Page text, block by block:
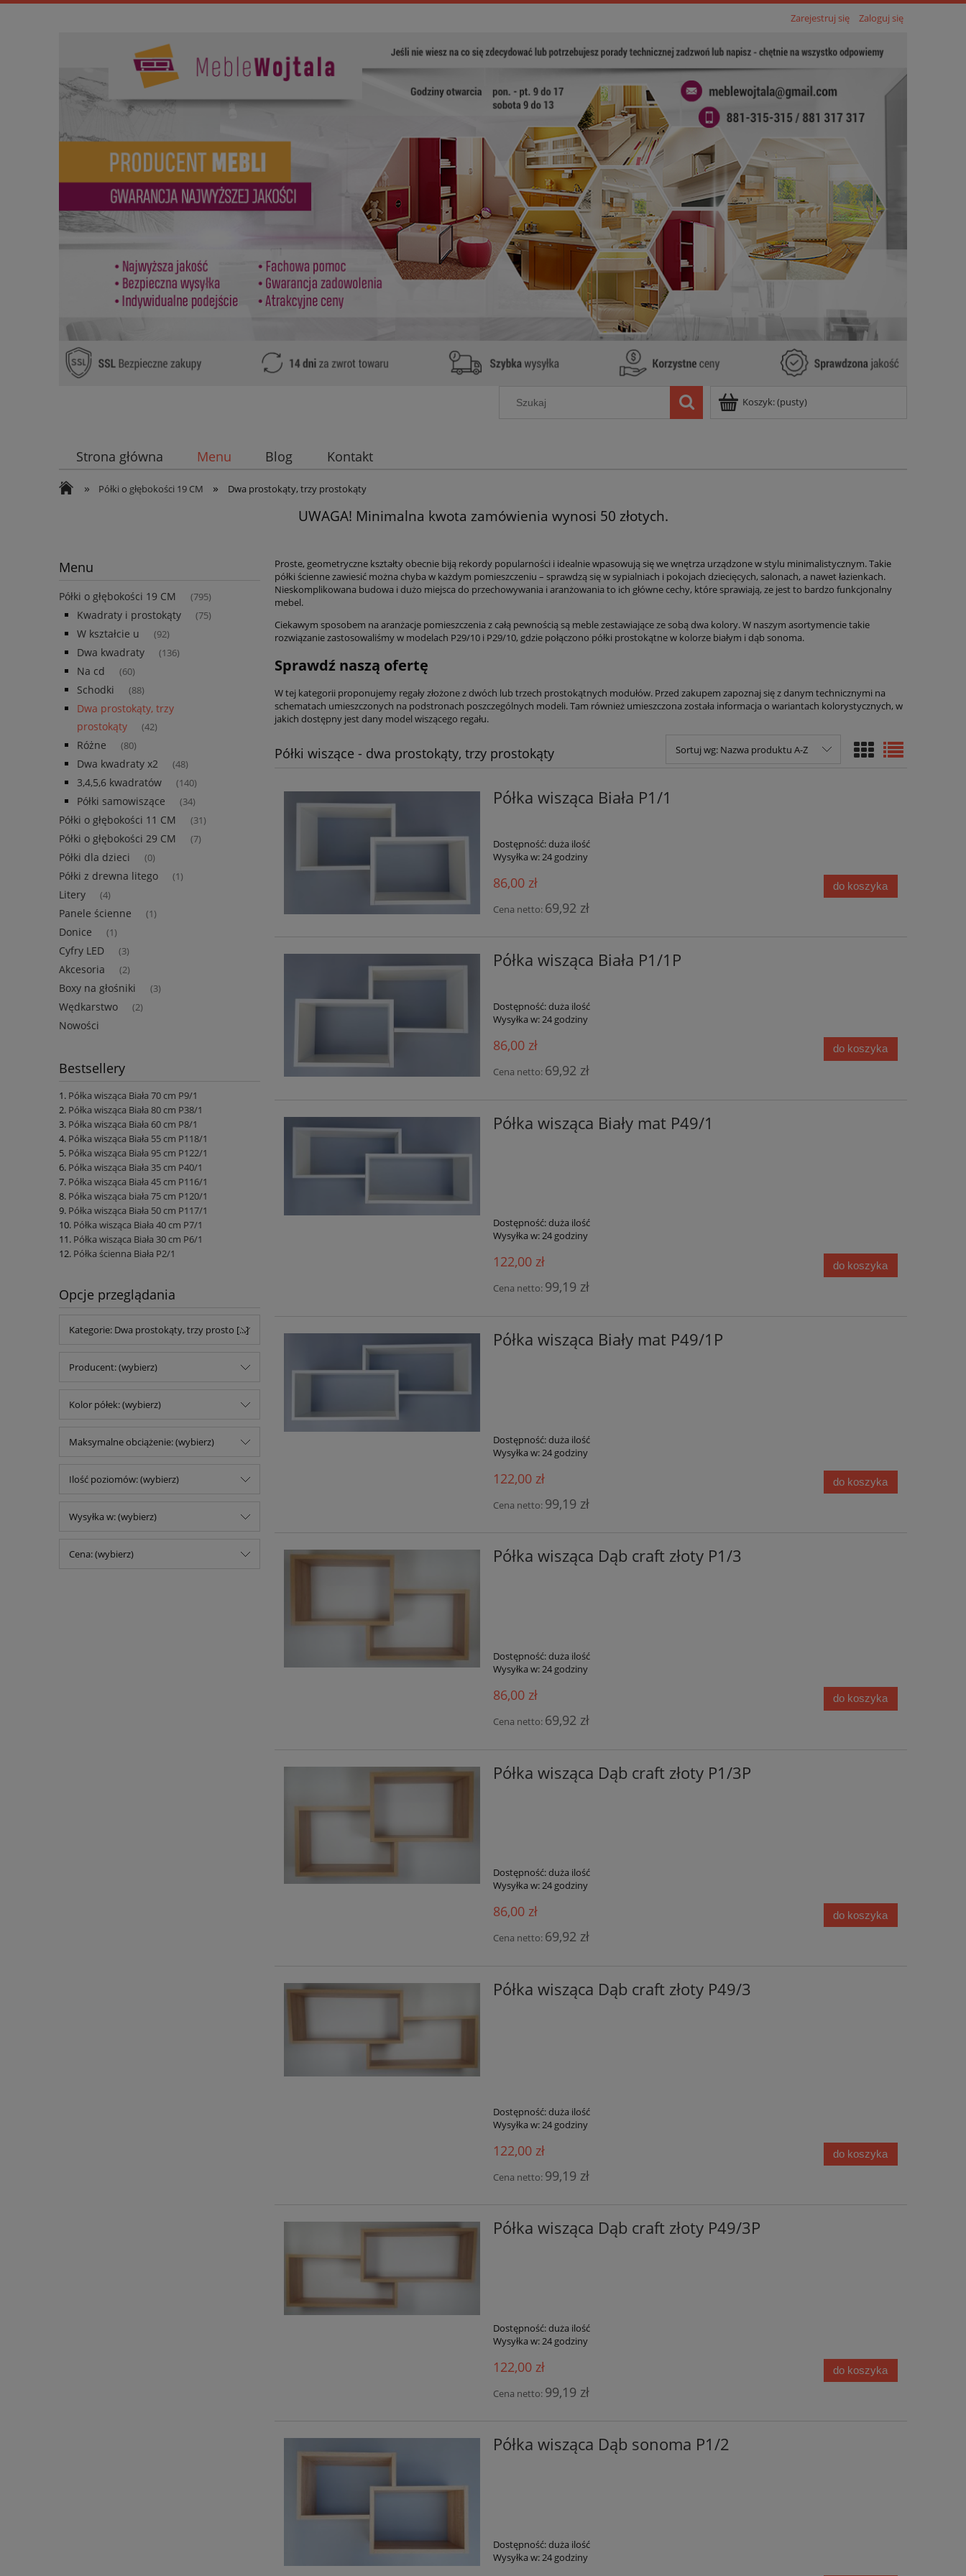
Koszyk:(pusty)
Zarejestruj się Zaloguj się
Strona główna Menu Blog Kontakt
» Półki o głębokości 19 CM » Dwa prostokąty, trzy prostokąty
UWAGA! Minimalna kwota zamówienia wynosi 50 złotych.
Menu
Półki o głębokości 19 CM (795)
Kwadraty i prostokąty (75)
W kształcie u (92)
Dwa kwadraty (136)
Na cd (60)
Schodki (88)
Dwa prostokąty, trzy
prostokąty
(42)
Różne (80)
Dwa kwadraty x2 (48)
3,4,5,6 kwadratów (140)
Półki samowiszące (34)
Półki o głębokości 11 CM (31)
Półki o głębokości 29 CM (7)
Półki dla dzieci (0)
Półki z drewna litego (1)
Litery (4)
Panele ścienne (1)
Donice (1)
Cyfry LED (3)
Akcesoria (2)
Boxy na głośniki (3)
Wędkarstwo (2)
Nowości
Bestsellery
Półka wisząca Biała 70 cm P9/1
Półka wisząca Biała 80 cm P38/1
Półka wisząca Biała 60 cm P8/1
Półka wisząca Biała 55 cm P118/1
Półka wisząca Biała 95 cm P122/1
Półka wisząca Biała 35 cm P40/1
Półka wisząca Biała 45 cm P116/1
Półka wisząca biała 75 cm P120/1
Półka wisząca Biała 50 cm P117/1
Półka wisząca Biała 40 cm P7/1
Półka wisząca Biała 30 cm P6/1
Półka ścienna Biała P2/1
Opcje przeglądania
Kategorie: Dwa prostokąty, trzy prosto [...]
Producent: (wybierz)
Kolor półek: (wybierz)
Maksymalne obciążenie: (wybierz)
Ilość poziomów: (wybierz)
Wysyłka w: (wybierz)
Cena: (wybierz)
Proste, geometryczne kształty obecnie biją rekordy popularności i idealnie wpasowują się we wnętrza urządzone w stylu minimalistycznym. Takie
półki ścienne zawiesić można chyba w każdym pomieszczeniu – sprawdzą się w sypialniach i pokojach dziecięcych, salonach, a nawet łazienkach.
Nieskomplikowana budowa i dużo miejsca do przechowywania i aranżowania to ich główne cechy, które sprawiają, ze jest to bardzo funkcjonalny
mebel.
Ciekawym sposobem na aranżacje pomieszczenia z całą pewnością są meble zestawiające ze sobą dwa kolory. W naszym asortymencie takie
rozwiązanie zastosowaliśmy w modelach P29/10 i P29/10, gdzie połączono półki prostokątne w kolorze białym i dąb sonoma.
Sprawdź naszą ofertę
W tej kategorii proponujemy regały złożone z dwóch lub trzech prostokątnych modułów. Przed zakupem zapoznaj się z danym technicznymi na
schematach umieszczonych na podstronach poszczególnych modeli. Tam również umieszczona została informacja o wariantach kolorystycznych, w
jakich dostępny jest dany model wiszącego regału.
Półki wiszące - dwa prostokąty, trzy prostokąty Sortuj wg: Nazwa produktu A-Z
Półka wisząca Biała P1/1
Dostępność:duża ilość
Wysyłka w:24 godziny
86,00 zł
Cena netto: 69,92 zł
do koszyka
Półka wisząca Biała P1/1P
Dostępność:duża ilość
Wysyłka w:24 godziny
86,00 zł
Cena netto: 69,92 zł
do koszyka
Półka wisząca Biały mat P49/1
Dostępność:duża ilość
Wysyłka w:24 godziny
122,00 zł
Cena netto: 99,19 zł
do koszyka
Półka wisząca Biały mat P49/1P
Dostępność:duża ilość
Wysyłka w:24 godziny
122,00 zł
Cena netto: 99,19 zł
do koszyka
Półka wisząca Dąb craft złoty P1/3
Dostępność:duża ilość
Wysyłka w:24 godziny
86,00 zł
Cena netto: 69,92 zł
do koszyka
Półka wisząca Dąb craft złoty P1/3P
Dostępność:duża ilość
Wysyłka w:24 godziny
86,00 zł
Cena netto: 69,92 zł
do koszyka
Półka wisząca Dąb craft złoty P49/3
Dostępność:duża ilość
Wysyłka w:24 godziny
122,00 zł
Cena netto: 99,19 zł
do koszyka
Półka wisząca Dąb craft złoty P49/3P
Dostępność:duża ilość
Wysyłka w:24 godziny
122,00 zł
Cena netto: 99,19 zł
do koszyka
Półka wisząca Dąb sonoma P1/2
Dostępność:duża ilość
Wysyłka w:24 godziny